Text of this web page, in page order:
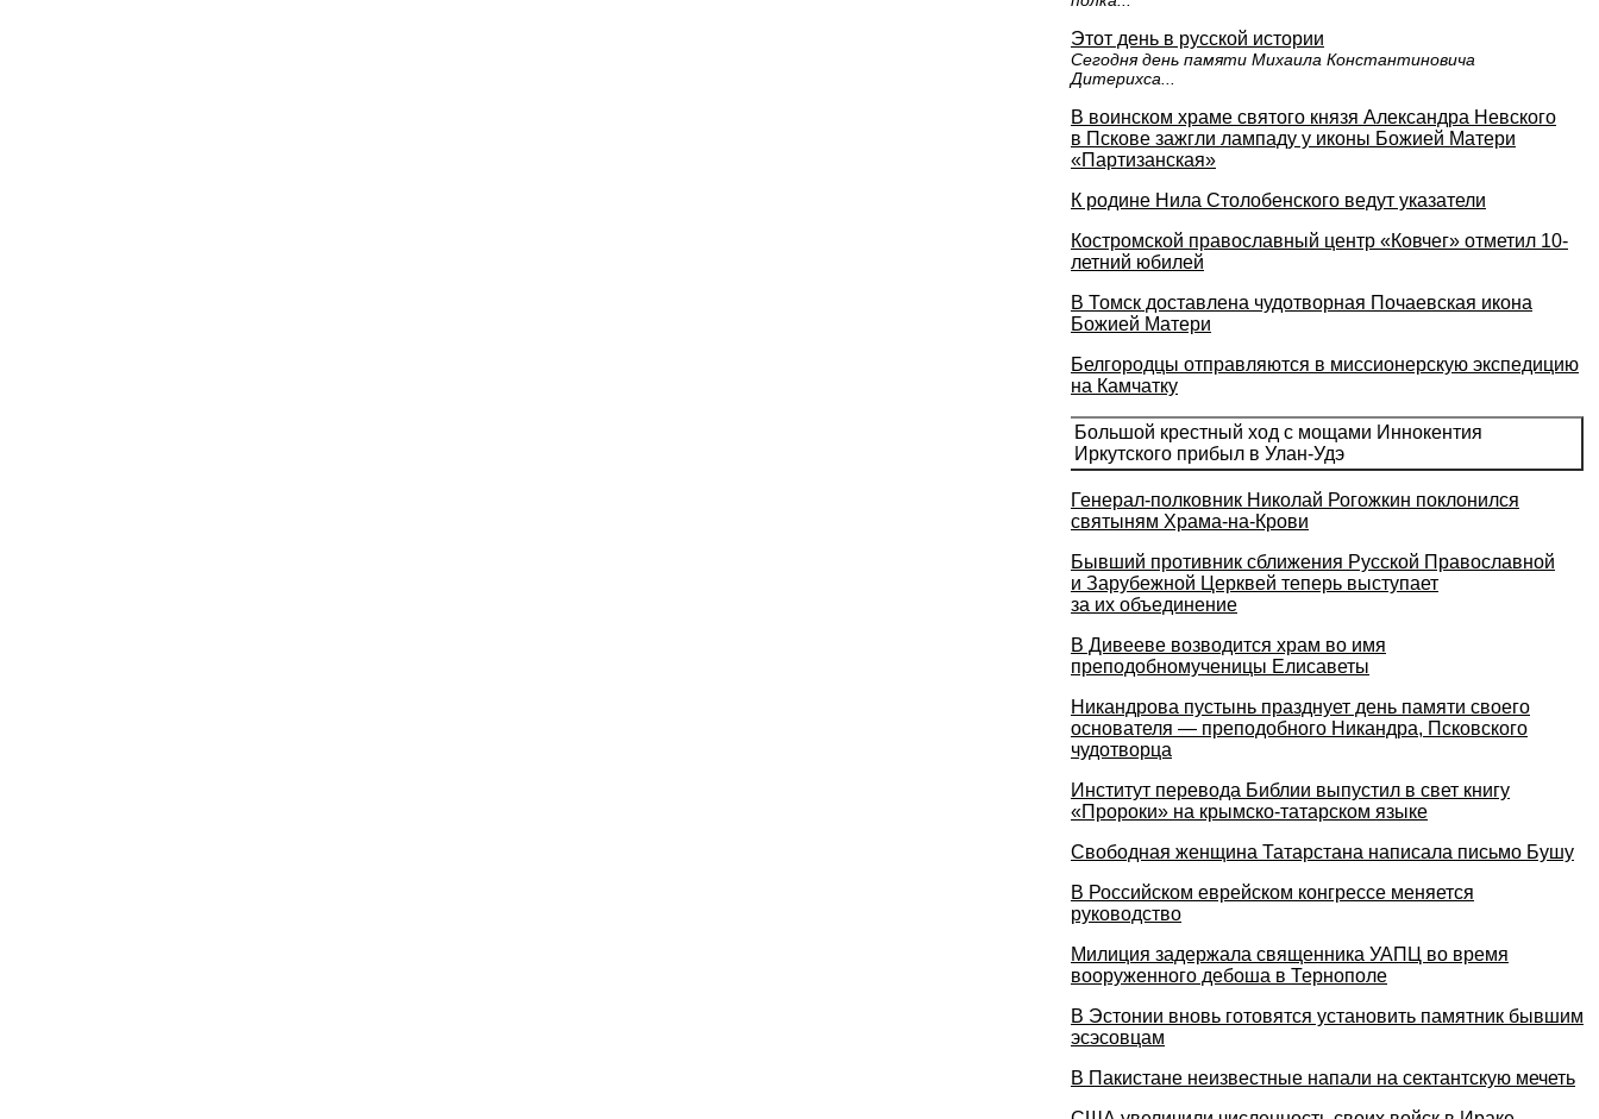
Этот день в русской истории
Сегодня день памяти Михаила Константиновича
Дитерихса...
В воинском храме святого князя Александра Невского
в Пскове зажгли лампаду у иконы Божией Матери
«Партизанская»
К родине Нила Столобенского ведут указатели
Костромской православный центр «Ковчег» отметил 10-
летний юбилей
В Томск доставлена чудотворная Почаевская икона
Божией Матери
Белгородцы отправляются в миссионерскую экспедицию
на Камчатку
Большой крестный ход с мощами Иннокентия
Иркутского прибыл в Улан-Удэ
Генерал-полковник Николай Рогожкин поклонился
святыням Храма-на-Крови
Бывший противник сближения Русской Православной
и Зарубежной Церквей теперь выступает
за их объединение
В Дивееве возводится храм во имя
преподобномученицы Елисаветы
Никандрова пустынь празднует день памяти своего
основателя — преподобного Никандра, Псковского
чудотворца
Институт перевода Библии выпустил в свет книгу
«Пророки» на крымско-татарском языке
Свободная женщина Татарстана написала письмо Бушу
В Российском еврейском конгрессе меняется
руководство
Милиция задержала священника УАПЦ во время
вооруженного дебоша в Тернополе
В Эстонии вновь готовятся установить памятник бывшим
эсэсовцам
В Пакистане неизвестные напали на сектантскую мечеть